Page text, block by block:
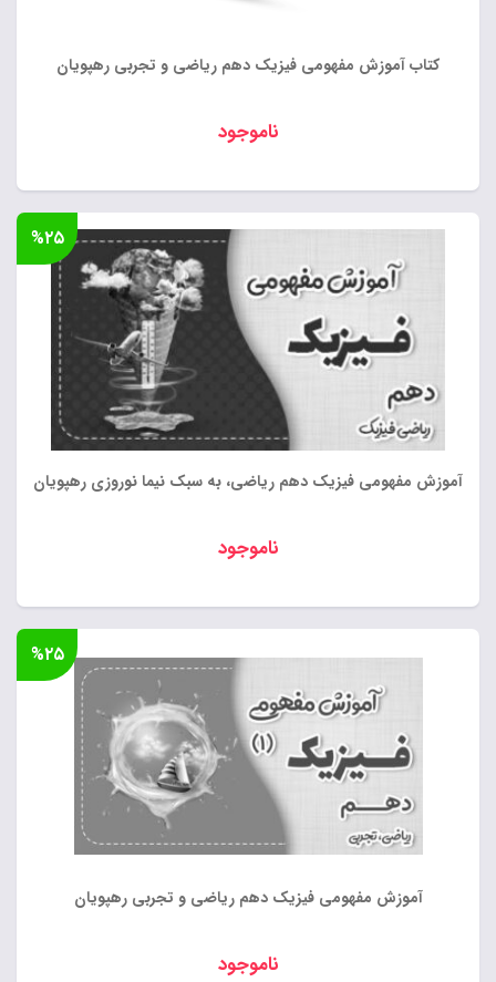
کتاب آموزش مفهومی فیزیک دهم ریاضی و تجربی رهپویان
ناموجود
آموزش مفهومی فیزیک دهم ریاضی، به سبک نیما نوروزی رهپویان
ناموجود
%۲۵
آموزش مفهومی فیزیک دهم ریاضی و تجربی رهپویان
ناموجود
%۲۵